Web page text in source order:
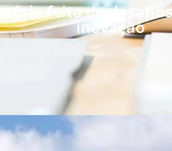
feita de
inovação